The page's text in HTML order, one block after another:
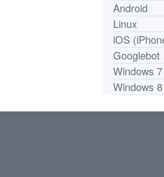
Android
Linux
iOS
Googlebot
Windows 7
Windows 8